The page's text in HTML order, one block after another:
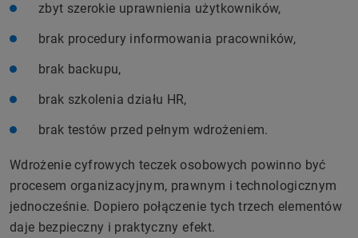
zbyt szerokie uprawnienia użytkowników,
brak procedury informowania pracowników,
brak backupu,
brak szkolenia działu HR,
brak testów przed pełnym wdrożeniem.
Wdrożenie cyfrowych teczek osobowych powinno być
procesem organizacyjnym, prawnym i technologicznym
jednocześnie. Dopiero połączenie tych trzech elementów
daje bezpieczny i praktyczny efekt.